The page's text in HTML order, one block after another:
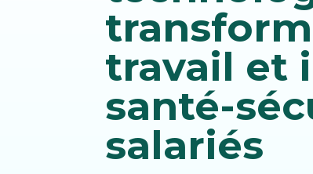
travail et
santé-
salariés